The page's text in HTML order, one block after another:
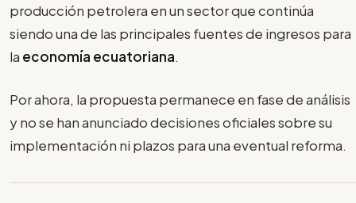
producción petrolera en un sector que continúa
siendo una de las principales fuentes de ingresos para
la economía ecuatoriana.
Por ahora, la propuesta permanece en fase de análisis
y no se han anunciado decisiones oficiales sobre su
implementación ni plazos para una eventual reforma.